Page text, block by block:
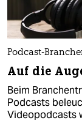
Podcast-
Auf die
Beim
Podcasts
Videopodcasts